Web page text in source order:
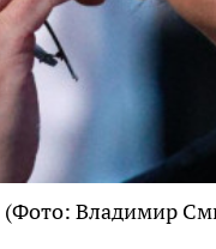
(Фото: Владимир